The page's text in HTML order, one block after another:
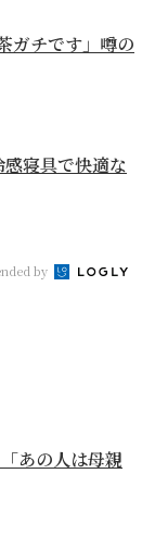
ガチです」噂の
感寝具で快適な
by
あの人は母親